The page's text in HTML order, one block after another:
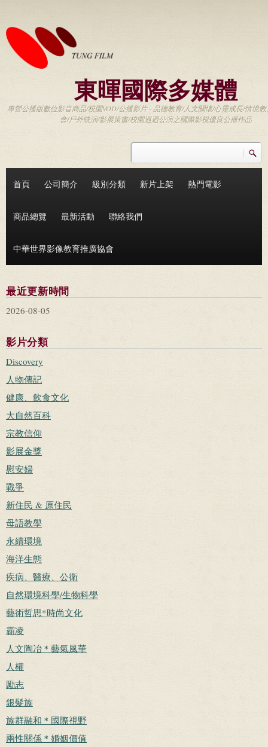
東暉國際多媒體
專營公播版數位影音商品/校園VOD/公播影片 - 品德教育/人文關懷/心靈成長/情境
會/戶外映演/影展策畫/校園巡迴公演之國際影視優良公播作品
搜尋
首頁 公司簡介 級別分類 新片上架 熱門電影
商品總覽 最新活動 聯絡我們
中華世界影像教育推廣協會
最近更新時間
2026-08-05
影片分類
Discovery
人物傳記
健康、飲食文化
大自然百科
宗教信仰
影展金獎
慰安婦
戰爭
新住民 & 原住民
母語教學
永續環境
海洋生態
疾病、醫療、公衛
自然環境科學/生物科學
藝術哲思*時尚文化
霸凌
人文陶冶＊藝氣風華
人權
勵志
銀髮族
族群融和＊國際視野
兩性關係＊婚姻價值